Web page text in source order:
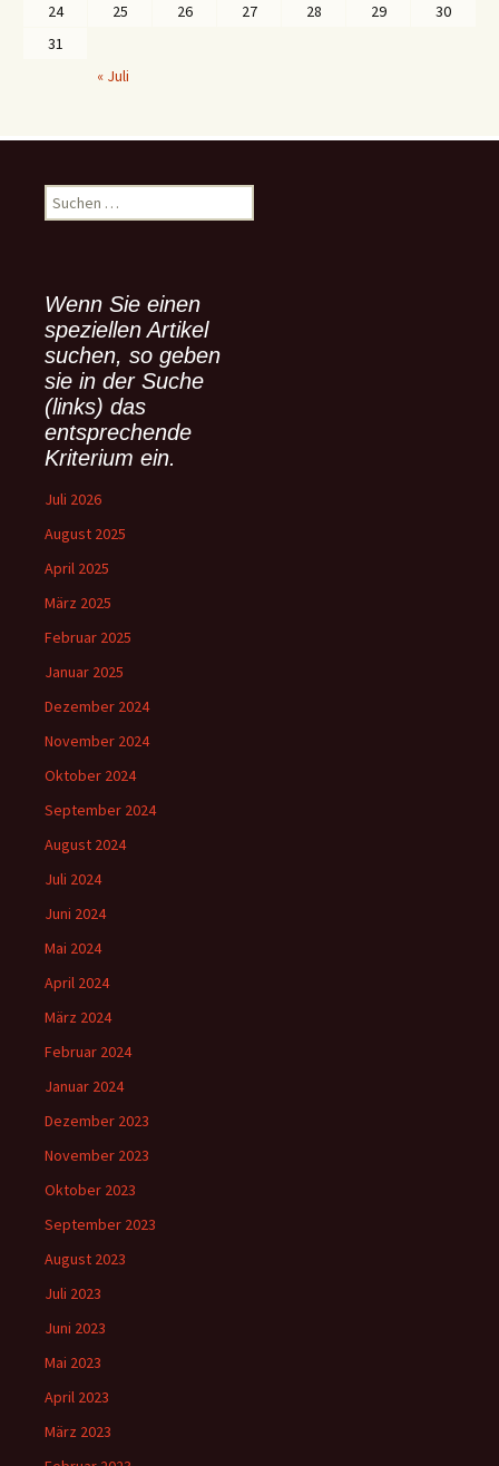
24
25 26 27 28 29
30
31
« Juli
u
n
n
a
c
h
:
Wenn Sie einen
speziellen Artikel
suchen, so geben
sie in der Suche
(links) das
entsprechende
Kriterium ein.
Juli 2026
August 2025
April 2025
März 2025
Februar 2025
Januar 2025
Dezember 2024
November 2024
Oktober 2024
September 2024
August 2024
Juli 2024
Juni 2024
Mai 2024
April 2024
März 2024
Februar 2024
Januar 2024
Dezember 2023
November 2023
Oktober 2023
September 2023
August 2023
Juli 2023
Juni 2023
Mai 2023
April 2023
März 2023